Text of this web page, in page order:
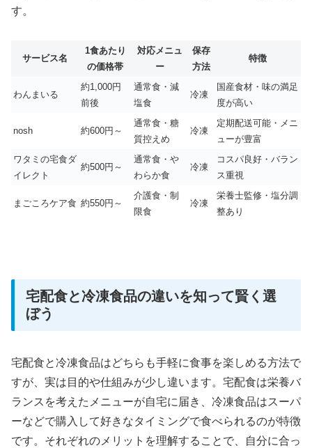
す。
サービス名
1食あたり
の価格帯
対応メニュ
ー
保存
方法
特徴
わんまいる
約1,000円
前後
通常食・減
塩食
冷凍
国産食材・味の満足
度が高い
nosh 約600円～
通常食・糖
質控えめ
冷凍
定期配送可能・メニ
ューが豊富
ワタミの宅食ダ
イレクト
約500円～
通常食・や
わらか食
冷凍
コスパ良好・バラン
ス重視
まごころケア食 約550円～
介護食・制
限食
冷凍
栄養士監修・塩分調
整あり
宅配食と冷凍食品の違いを知って賢く選
ぼう
宅配食と冷凍食品はどちらも手軽に食事を楽しめる方法で
すが、実は目的や仕組みが少し違います。宅配食は栄養バ
ランスを考えたメニューが自宅に届き、冷凍食品はスーパ
ーなどで購入して好きなタイミングで食べられるのが特徴
です。それぞれのメリットを理解することで、自分に合っ